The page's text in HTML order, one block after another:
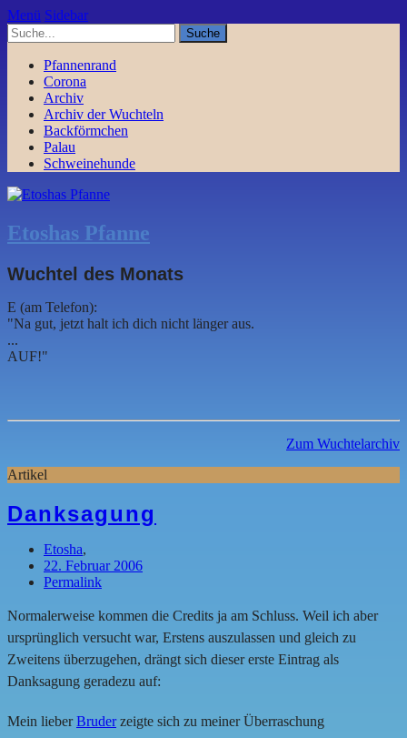
Menü Sidebar
Pfannenrand
Corona
Archiv
Archiv der Wuchteln
Backförmchen
Palau
Schweinehunde
Etoshas Pfanne
Wuchtel des Monats
E (am Telefon):
"Na gut, jetzt halt ich dich nicht länger aus.
...
AUF!"
Zum Wuchtelarchiv
Artikel
Danksagung
Etosha,
22. Februar 2006
Permalink
Normalerweise kommen die Credits ja am Schluss. Weil ich aber
ursprünglich versucht war, Erstens auszulassen und gleich zu
Zweitens überzugehen, drängt sich dieser erste Eintrag als
Danksagung geradezu auf:
Mein lieberBruderzeigte sich zu meiner Überraschung